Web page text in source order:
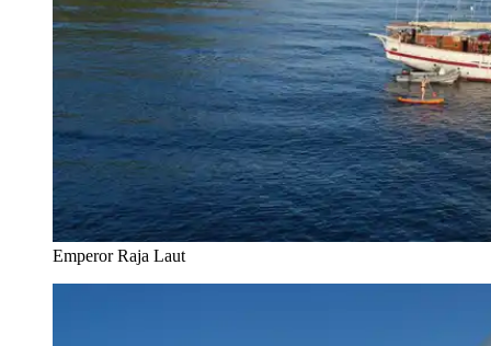
Emperor Raja Laut